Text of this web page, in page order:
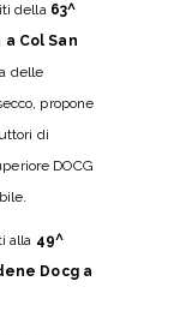
della 63^
Col San
delle
propone
di
DOCG
alla 49^
Docg a